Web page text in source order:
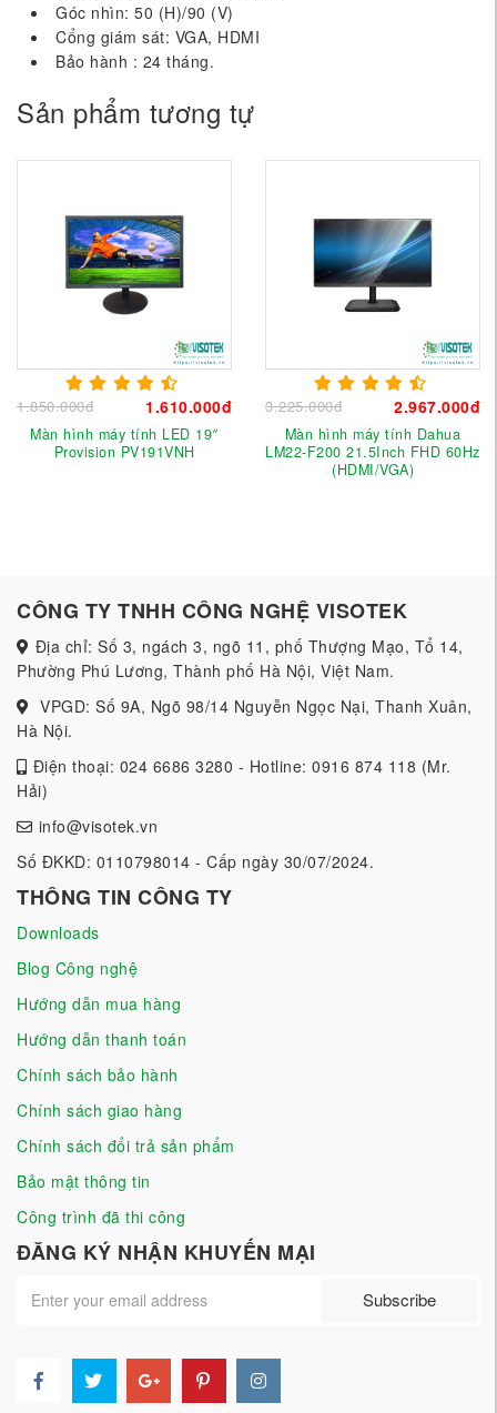
Góc nhìn: 50 (H)/90 (V)
Cổng giám sát: VGA, HDMI
Bảo hành : 24 tháng.
Sản phẩm tương tự
1.850.000đ 1.610.000đ
Màn hình máy tính LED 19″
Provision PV191VNH
3.225.000đ 2.967.000đ
Màn hình máy tính Dahua
LM22-F200 21.5Inch FHD 60Hz
(HDMI/VGA)
CÔNG TY TNHH CÔNG NGHỆ VISOTEK
Địa chỉ: Số 3, ngách 3, ngõ 11, phố Thượng Mạo, Tổ 14,
Phường Phú Lương, Thành phố Hà Nội, Việt Nam.
VPGD: Số 9A, Ngõ 98/14 Nguyễn Ngọc Nại, Thanh Xuân,
Hà Nội.
Điện thoại: 024 6686 3280 - Hotline: 0916 874 118 (Mr.
Hải)
info@visotek.vn
Số ĐKKD: 0110798014 - Cấp ngày 30/07/2024.
THÔNG TIN CÔNG TY
Downloads
Blog Công nghệ
Hướng dẫn mua hàng
Hướng dẫn thanh toán
Chính sách bảo hành
Chính sách giao hàng
Chính sách đổi trả sản phẩm
Bảo mật thông tin
Công trình đã thi công
ĐĂNG KÝ NHẬN KHUYẾN MẠI